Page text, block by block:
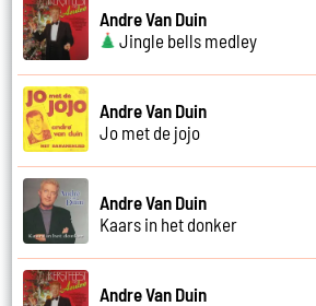
Andre Van Duin
Jingle bells medley
Andre Van Duin
Jo met de jojo
Andre Van Duin
Kaars in het donker
Andre Van Duin